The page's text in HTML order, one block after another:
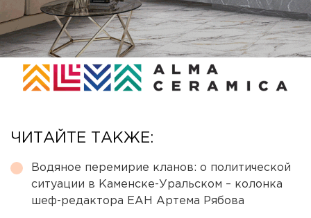
ЧИТАЙТЕ ТАКЖЕ:
Водяное перемирие кланов: о политической
ситуации в Каменске-Уральском – колонка
шеф-редактора ЕАН Артема Рябова